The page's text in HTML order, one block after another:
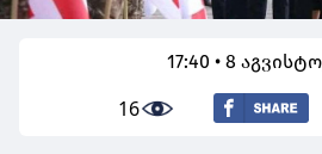
17:40 • 8
16